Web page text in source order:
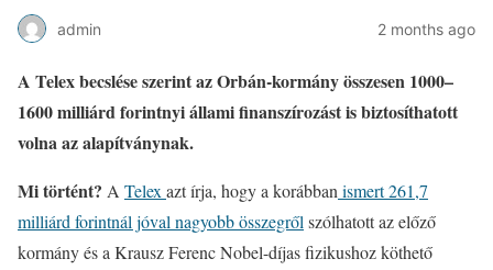
admin 2 months ago
A Telex becslése szerint az Orbán-kormány összesen 1000–
1600 milliárd forintnyi állami finanszírozást is biztosíthatott
volna az alapítványnak.
Mi történt? A Telex azt írja, hogy a korábban ismert 261,7
milliárd forintnál jóval nagyobb összegről szólhatott az előző
kormány és a Krausz Ferenc Nobel-díjas fizikushoz köthető